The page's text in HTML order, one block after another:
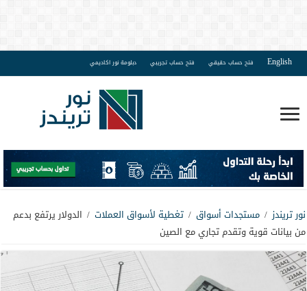
English فتح حساب حقيقي فتح حساب تجريبي دبلومة نور اكاديمي
نور تريندز / مستجدات أسواق / تغطية لأسواق العملات / الدولار يرتفع بدعم
من بيانات قوية وتقدم تجاري مع الصين